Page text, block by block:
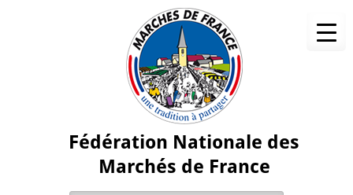
Fédération Nationale des
Marchés de France